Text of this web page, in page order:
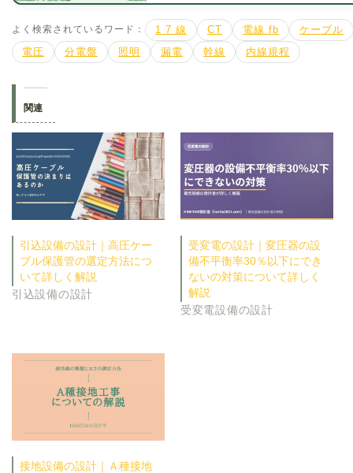
よく検索されているワード： 1 7 線 CT 電線 fb
ケーブル
電圧
分電盤 照明 漏電 幹線 内線規程
関連
引込設備の設計｜高圧ケー
ブル保護管の選定方法につ
いて詳しく解説
引込設備の設計
受変電の設計｜変圧器の設
備不平衡率30％以下にでき
ないの対策について詳しく
解説
受変電設備の設計
接地設備の設計｜Ａ種接地